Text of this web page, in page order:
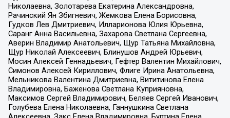
Николаевна, Золотарева Екатерина Александровна,
Рачинский Ян Збигневич, Жемкова Елена Борисовна,
Гудков Лев Дмитриевич, Илларионова Юлия Юрьевна,
Саранг Анна Васильевна, Захарова Светлана Сергеевна,
Аверин Владимир Анатольевич, Щур Татьяна Михайловна,
Щур Николай Алексеевич, Блинушов Андрей Юрьевич,
Мосин Алексей Геннадьевич, Гефтер Валентин Михайлович,
Симонов Алексей Кириллович, Флиге Ирина Анатольевна,
Мельникова Валентина Дмитриевна, Вититинова Елена
Владимировна, Баженова Светлана Куприяновна,
Максимов Сергей Владимирович, Беляев Сергей Иванович,
Голубева Елена Николаевна, Ганнушкина Светлана